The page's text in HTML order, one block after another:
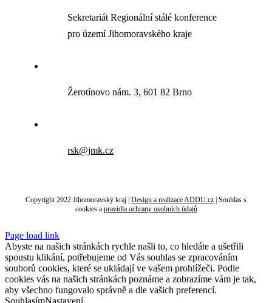
Sekretariát Regionální stálé konference
pro území Jihomoravského kraje
Žerotínovo nám. 3, 601 82 Brno
rsk@jmk.cz
Copyright 2022 Jihomoravský kraj | Design a realizace ADDU.cz | Souhlas s
cookiesa pravidla ochrany osobních údajů
Page load link
Abyste na našich stránkách rychle našli to, co hledáte a ušetřili
spoustu klikání, potřebujeme od Vás souhlas se zpracováním
souborů cookies, které se ukládají ve vašem prohlížeči. Podle
cookies vás na našich stránkách poznáme a zobrazíme vám je tak,
aby všechno fungovalo správně a dle vašich preferencí.
SouhlasímNastavení